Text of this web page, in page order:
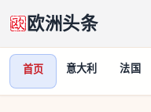
欧洲头条
首页 意大利 法国